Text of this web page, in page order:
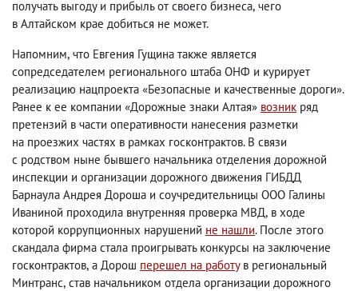
получать выгоду и прибыль от своего бизнеса, чего
в Алтайском крае добиться не может.
Напомним, что Евгения Гущина также является
сопредседателем регионального штаба ОНФ и курирует
реализацию нацпроекта «Безопасные и качественные дороги».
Ранее к ее компании «Дорожные знаки Алтая» возник ряд
претензий в части оперативности нанесения разметки
на проезжих частях в рамках госконтрактов. В связи
с родством ныне бывшего начальника отделения дорожной
инспекции и организации дорожного движения ГИБДД
Барнаула Андрея Дороша и соучредительницы ООО Галины
Иваниной проходила внутренняя проверка МВД, в ходе
которой коррупционных нарушений не нашли. После этого
скандала фирма стала проигрывать конкурсы на заключение
госконтрактов, а Дорош перешел на работув региональный
Минтранс, став начальником отдела организации дорожного